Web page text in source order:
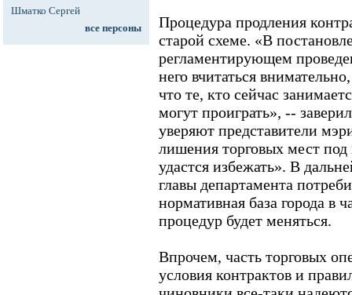
Шматко Сергей
все персоны
Процедура продления
старой схеме. «В
регламентирующем
него вчитаться
что те, кто сейчас
могут проиграть», --
уверяют представители
лишения торговых мест
удастся избежать». В
главы департамента
нормативная база города в
процедур будет меняться.
Впрочем, часть торговых
условия контрактов и